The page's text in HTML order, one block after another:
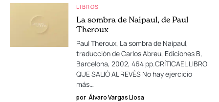
LIBROS
La sombra de Naipaul, de Paul
Theroux
Paul Theroux, La sombra de Naipaul,
traducción de Carlos Abreu, Ediciones B,
Barcelona, 2002, 464 pp.CRÍTICAEL LIBRO
QUE SALIÓ AL REVÉS No hay ejercicio
más…
por Álvaro Vargas Llosa